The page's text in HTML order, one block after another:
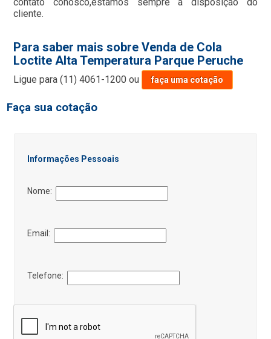
cliente.
Para saber mais sobre Venda de Cola
Loctite Alta Temperatura Parque Peruche
Ligue para(11) 4061-1200 ou faça uma cotação
Faça sua cotação
Informações Pessoais
Nome:
Email:
Telefone: